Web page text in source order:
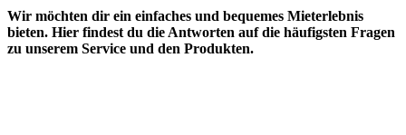
Wir möchten dir ein einfaches und bequemes Mieterlebnis
bieten. Hier findest du die Antworten auf die häufigsten Fragen
zu unserem Service und den Produkten.